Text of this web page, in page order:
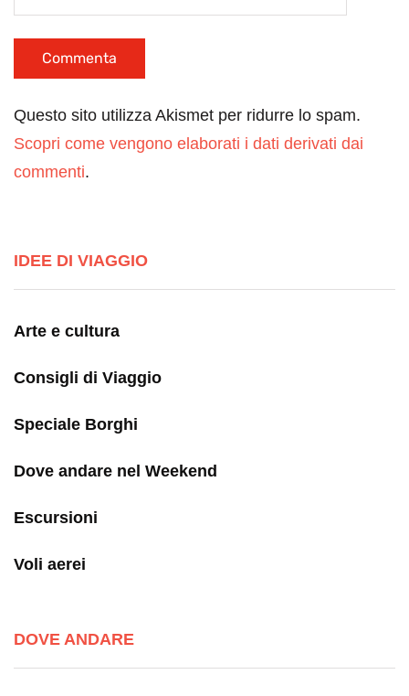
Questo sito utilizza Akismet per ridurre lo spam.
Scopri come vengono elaborati i dati derivati dai
commenti.
IDEE DI VIAGGIO
Arte e cultura
Consigli di Viaggio
Speciale Borghi
Dove andare nel Weekend
Escursioni
Voli aerei
DOVE ANDARE